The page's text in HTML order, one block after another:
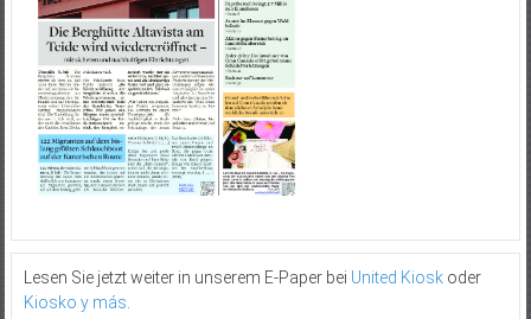
Lesen Sie jetzt weiter in unserem E-Paper bei United Kioskoder
Kiosko y más.